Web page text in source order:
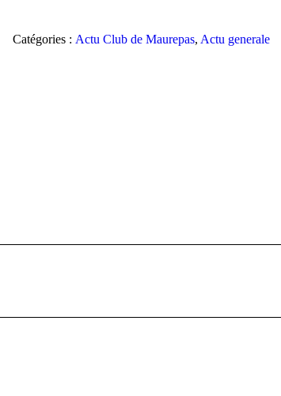
Catégories : Actu Club de Maurepas, Actu generale
: